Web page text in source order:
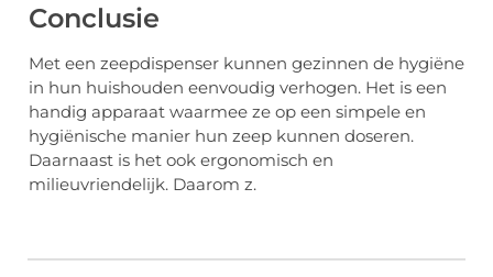
Conclusie
Met een zeepdispenser kunnen gezinnen de hygiëne
in hun huishouden eenvoudig verhogen. Het is een
handig apparaat waarmee ze op een simpele en
hygiënische manier hun zeep kunnen doseren.
Daarnaast is het ook ergonomisch en
milieuvriendelijk. Daarom z.